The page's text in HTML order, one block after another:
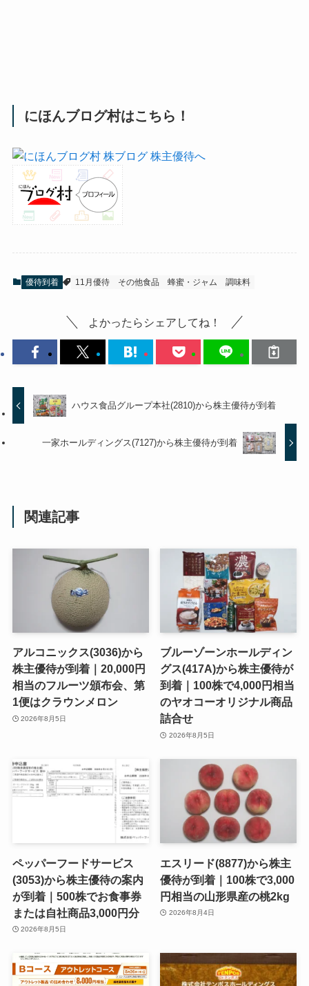
にほんブログ村はこちら！
優待到着 11月優待 その他食品 蜂蜜・ジャム 調味料
よかったらシェアしてね！
ハウス食品グループ本社(2810)から株主優待が到着
一家ホールディングス(7127)から株主優待が到着
関連記事
アルコニックス(3036)から
株主優待が到着｜20,000円
相当のフルーツ頒布会、第
1便はクラウンメロン
2026年8月5日
ブルーゾーンホールディン
グス(417A)から株主優待が
到着｜100株で4,000円相当
のヤオコーオリジナル商品
詰合せ
2026年8月5日
ペッパーフードサービス
(3053)から株主優待の案内
が到着｜500株でお食事券
または自社商品3,000円分
2026年8月5日
エスリード(8877)から株主
優待が到着｜100株で3,000
円相当の山形県産の桃2kg
2026年8月4日